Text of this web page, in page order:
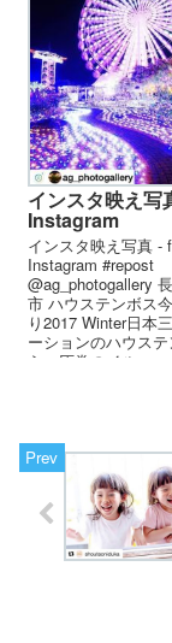
インスタ映え写
Instagram
インスタ映え写真 -
Instagram #repost
@ag_photogallery
市 ハウステンボス︎
り2017 Winter︎日本
ーションのハウス
ら。圧巻のイル...